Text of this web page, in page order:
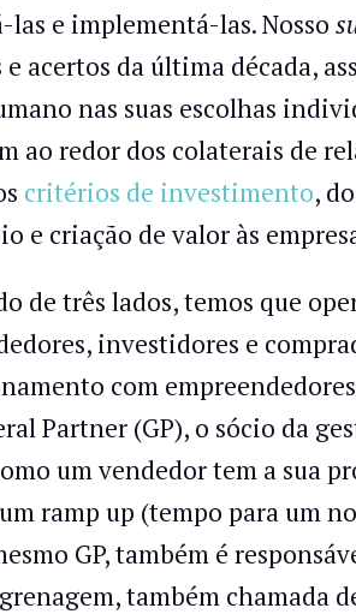
las e implementá-las. Nosso
acertos da última década,
nas suas escolhas
ao redor dos colaterais de
critérios de investimento,
e criação de valor às
de três lados, temos que
investidores e
com
Partner (GP), o sócio da
um vendedor tem a sua
ramp up (tempo para um
GP, também é
também chamada